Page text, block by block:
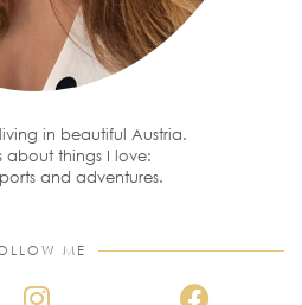
in beautiful Austria.
about things I love:
and adventures.
ME